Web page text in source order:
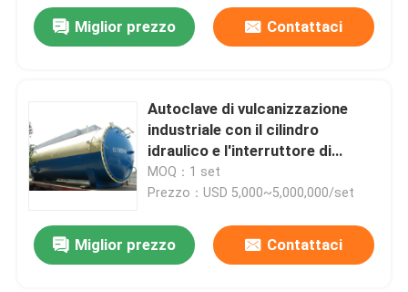
Miglior prezzo Contattaci
Autoclave di vulcanizzazione
industriale con il cilindro
idraulico e l'interruttore di
sicurezza
MOQ：1 set
Prezzo：USD 5,000~5,000,000/set
Miglior prezzo Contattaci